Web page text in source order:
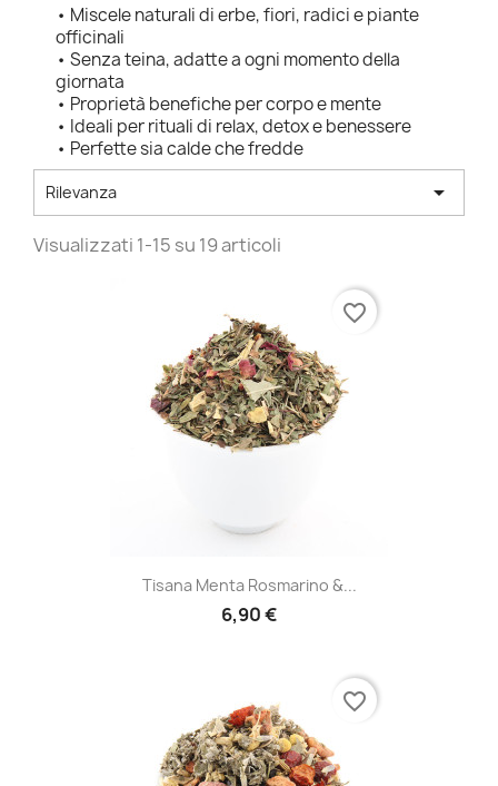
• Miscele naturali di erbe, fiori, radici e piante
officinali
• Senza teina, adatte a ogni momento della
giornata
• Proprietà benefiche per corpo e mente
• Ideali per rituali di relax, detox e benessere
• Perfette sia calde che fredde
Rilevanza 
Visualizzati 1-15 su 19 articoli
Tisana Menta Rosmarino &...
6,90 €
favorite_border
favorite_border